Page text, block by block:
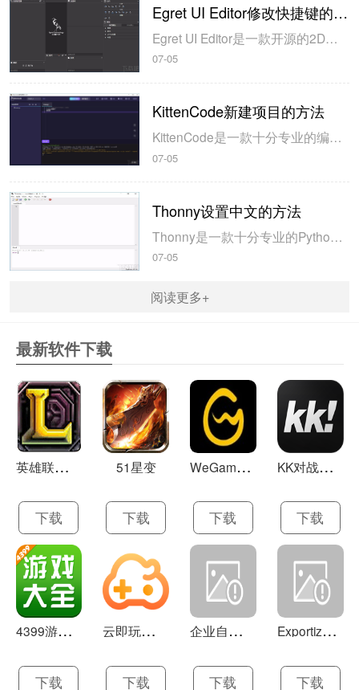
Egret UI Editor修改快捷键的方法
Egret UI Editor是一款开源的2D游戏开发代码编辑软件，其主要功能是针对Egret项目中的Exml皮肤文件进行可视化编辑，功能十分强大。我们在使用这款软件的过程中，可以将一些常用操作设置快捷键，这样就可以简化编程，从而提高代码编辑的工作效率。但是这款软件在日常生活中使用得不多，并且专业性...
07-05
KittenCode新建项目的方法
KittenCode是一款十分专业的编程软件，该软件给用户提供了可视化的操作界面，支持Python语言的编程开发以及第三方库管理，并且提供了很多实用的工具，功能十分强大。我们在使用这款软件进行编程开发的过程中，最基本、最常做的操作就是新建项目，因此我们很有必要掌握新建项目的方法。但是这款软件的专业性...
07-05
Thonny设置中文的方法
Thonny是一款十分专业的Python编辑软件，该软件界面清爽简单，给用户提供了丰富的编程工具，具备代码补全、语法错误显示等功能，非常的适合新手使用。该软件还支持多种语言，所以在下载这款软件的时候，有时候下载到电脑中的软件是英文版本的，这对于英语基础较差的小伙伴来说，使用这款软件就会变得十分困难，...
07-05
阅读更多+
最新软件下载
英
雄联盟LOL 13.21
下载
51星变
下载
W
eGame(腾讯游戏平台TGP) 5.10.19.1000
下载
K
K对战平台 1.0.1
下载
4
399游戏盒 官方下载 7.9.1
下载
云
即玩游戏盒 1.0.5.4
下载
企
业自助建站系统 9.0
下载
E
xportizer 9.0.8
下载